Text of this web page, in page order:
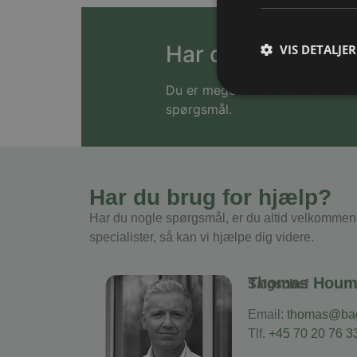
Har du spørgsmål?
Du er meget velkommen til at
spørgsmål.
Har du brug for hjælp?
Har du nogle spørgsmål, er du altid
specialister, så kan vi hjælpe dig videre.
Thomas
Salgschef
Email:
Tlf. +45 70 20 76
VIS DETALJER